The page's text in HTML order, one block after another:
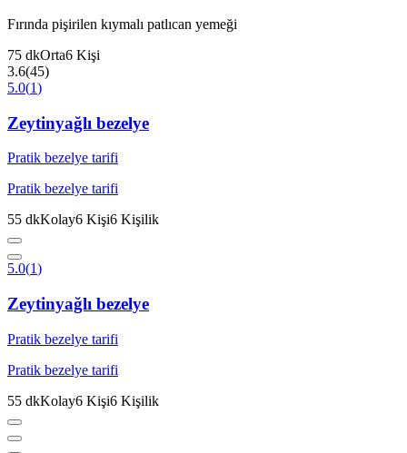
Fırında pişirilen kıymalı patlıcan yemeği
75 dkOrta6 Kişi
3.6(45)
5.0(1)
Zeytinyağlı bezelye
Pratik bezelye tarifi
Pratik bezelye tarifi
55 dkKolay6 Kişi6 Kişilik
5.0(1)
Zeytinyağlı bezelye
Pratik bezelye tarifi
Pratik bezelye tarifi
55 dkKolay6 Kişi6 Kişilik